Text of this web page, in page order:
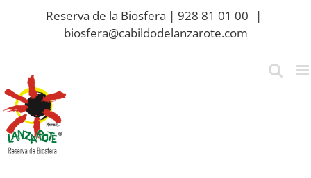
Reserva de la Biosfera | 928 81 01 00
|
biosfera@cabildodelanzarote.com